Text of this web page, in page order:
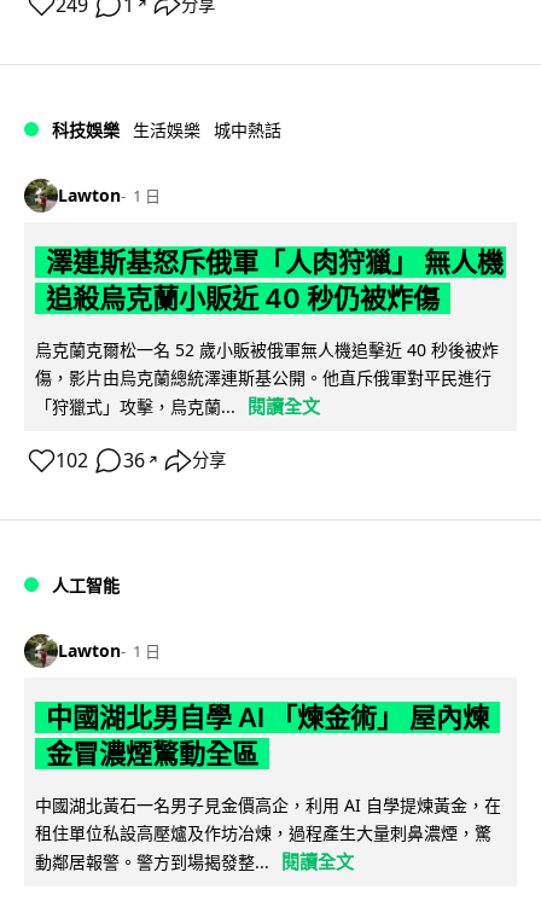
↗
科技娛樂 生活娛樂 城中熱話
Lawton 1 日
澤連斯基怒斥俄軍「人肉狩獵」 無人機
追殺烏克蘭小販近 40 秒仍被炸傷
烏克蘭克爾松一名 52 歲小販被俄軍無人機追擊近 40 秒後被炸
傷，影片由烏克蘭總統澤連斯基公開。他直斥俄軍對平民進行
「狩獵式」攻擊，烏克蘭...
閱讀全文
102 36 ↗ 分享
人工智能
Lawton 1 日
中國湖北男自學 AI 「煉金術」 屋內煉
金冒濃煙驚動全區
中國湖北黃石一名男子見金價高企，利用 AI 自學提煉黃金，在
租住單位私設高壓爐及作坊冶煉，過程產生大量刺鼻濃煙，驚
動鄰居報警。警方到場揭發整...
閱讀全文